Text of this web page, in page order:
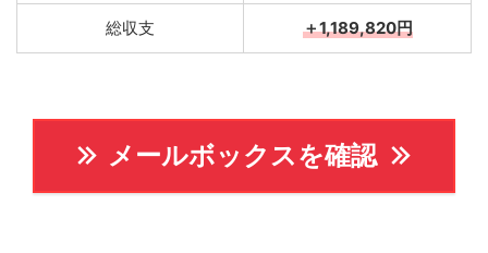
総収支 ＋1,189,820円
メールボックスを確認